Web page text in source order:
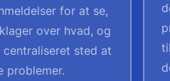
for at se,
over hvad, og
sted at
problemer.